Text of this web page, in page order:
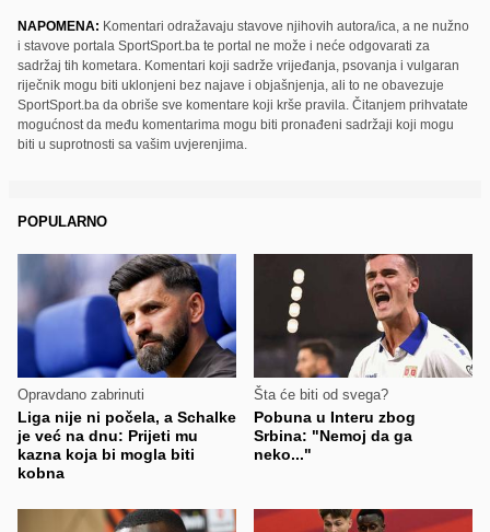
NAPOMENA: Komentari odražavaju stavove njihovih autora/ica, a ne nužno
i stavove portala SportSport.ba te portal ne može i neće odgovarati za
sadržaj tih kometara. Komentari koji sadrže vrijeđanja, psovanja i vulgaran
riječnik mogu biti uklonjeni bez najave i objašnjenja, ali to ne obavezuje
SportSport.ba da obriše sve komentare koji krše pravila. Čitanjem prihvatate
mogućnost da među komentarima mogu biti pronađeni sadržaji koji mogu
biti u suprotnosti sa vašim uvjerenjima.
POPULARNO
Opravdano zabrinuti
Liga nije ni počela, a Schalke
je već na dnu: Prijeti mu
kazna koja bi mogla biti
kobna
Šta će biti od svega?
Pobuna u Interu zbog
Srbina: "Nemoj da ga
neko..."